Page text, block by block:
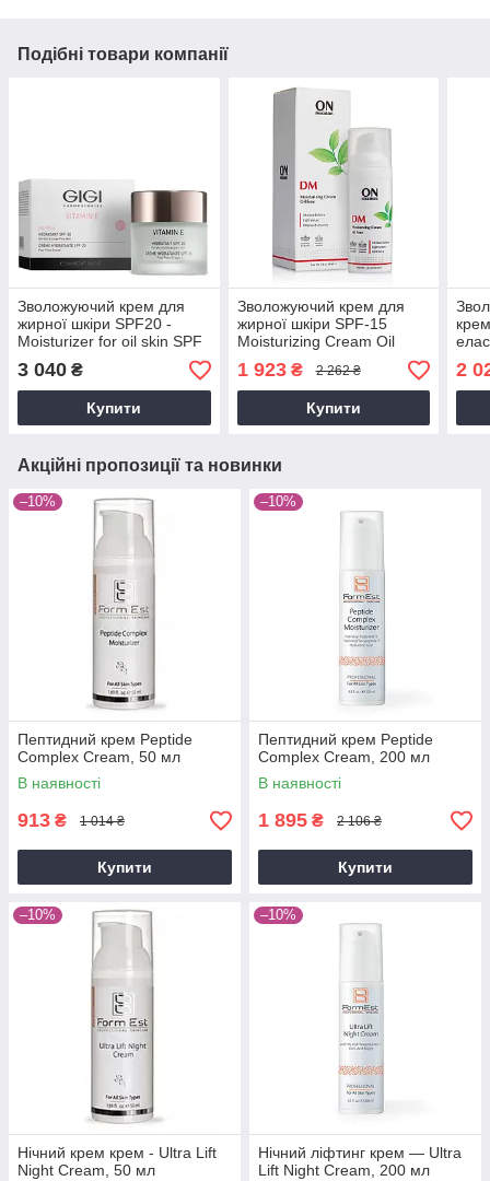
Подібні товари компанії
Зволожуючий крем для
жирної шкіри SPF20 -
Moisturizer for oil skin SPF
20, 50 мл
3 040 ₴
Купити
Зволожуючий крем для
жирної шкіри SPF-15
Moisturizing Cream Oil
Free Spf-15, 50 мл
1 923₴ 2 262 ₴
Купити
250
2
Акційні пропозиції та новинки
–10%
Пептидний крем Peptide
Complex Cream, 50 мл
В наявності
913 ₴ 1 014 ₴
Купити
–10%
Пептидний крем Peptide
Complex Cream, 200 мл
В наявності
1 895 ₴ 2 106 ₴
Купити
–10%
Нічний крем крем - Ultra Lift
Night Cream, 50 мл
–10%
Нічний ліфтинг крем — Ultra
Lift Night Cream, 200 мл